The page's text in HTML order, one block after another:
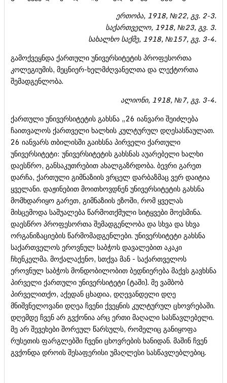
ერთობა, 1918, №22, გვ. 2-3.
საქართველო, 1918, №23, გვ. 3.
სახალხო საქმე, 1918, №157, გვ. 3-4.
გამოქვეყნდა ქართული უნივერსიტეტის პროფესორთა
კოლეგიუმის, მეცნიერ-ხელმძღვანელთა და ლექტორთა
შემადგენლობა.
ალიონი, 1918, №7, გვ. 3-4.
ქართული უნივერსიტეტის გახსნა „26 იანვარი შეიძლება
ჩაითვალოს ქართველი ხალხის კულტურულ დღესასწაულათ.
26 იანვარს თბილისში გაიხსნა პირველი ქართული
უნივერსიტეტი: უნივერსიტეტის გახსნას აუარებელი ხალხი
დაესწრო, განსაკუთრებით ახალგაზრდობა. ბევრი გარეთ
დარჩა, ქართული გიმნაზიის ვრცელ დარბაზმაც ვერ დაიტია
ყველანი. დაჟინებით მოითხოვდნენ უნივერსიტეტის გახსნა
მომხდარიყო გარეთ, გიმნაზიის ეზოში, რომ ყველას
მისცემოდა საშუალება წარმოთქმული სიტყვები მოესმინა.
დაესწრო პროფესორთა შემადგენლობა და სხვა და სხვა
ორგანიზაციების წარმომადგენლები. უნივერსიტეტი გახსნა
საქართველოს ეროვნულ საბჭოს დავალებით აკაკი
ჩხენკელმა. მოქალაქენო, სთქვა მან - საქართველოს
ეროვნულ საბჭოს მონდობილობით ბედნიერება მაქვს გავხსნა
პირველი ქართული უნივერსიტეტი (ტაში). მე ვამბობ
პირველითქო, აქედან ცხადია, დღევანდელი დღე
მნიშვნელოვანი დღეა ჩვენი ქვეყნის კულტურულ ცხოვრებაში.
დღემდე ჩვენ არ გვქონია არც ერთი მაღალი სასწავლებელი.
მე არ შევეხები შორეულ წარსულს, რომელიც განიყოფა
რუსეთის ფარგლებში ჩვენი ცხოვრების ხანიდან. მაშინ ჩვენ
გვქონდა დროის შესაფერისი უმაღლესი სასწავლებლებიც.